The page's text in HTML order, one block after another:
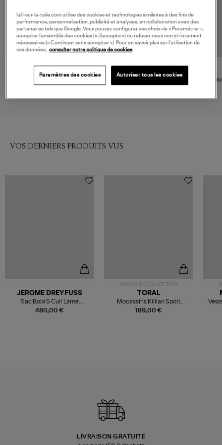
MAX MARA
Cube
CHRISTIAN WIJNANTS
VOS DERNIERS PRODUITS VUS
480,00 €
JEROME DREYFUSS
Sac Bobi S Cuir Lamé
Champagne
NOUVELLE COLLECTION
189,00 €
TORAL
Mocassins Killian Sport
Mousse
LIVRAISON GRATUITE
lulli-sur-la-toile.com utilise des cookies et technologies similaires à des fins de
performance, personnalisation, publicité et analyses, en collaboration avec des
partenaires tels que Google. Vous pouvez configurer vos choix via « Paramétrer »,
accepter l’ensemble des cookies (« J’accepte ») ou refuser ceux non strictement
nécessaires (« Continuer sans accepter »). Pour en savoir plus sur l’utilisation de
vos données, consulter notre politique de cookies
Paramètres des cookies Autoriser tous les cookies